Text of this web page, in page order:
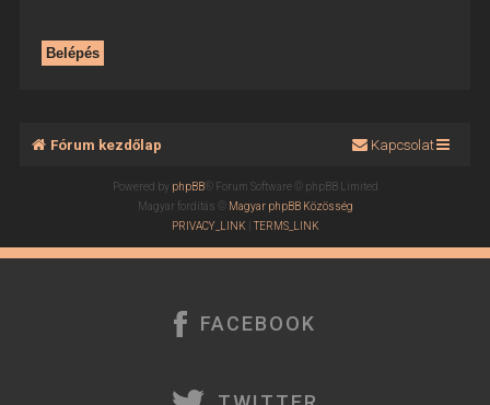
Fórum kezdőlap Kapcsolat
Powered by phpBB® Forum Software © phpBB Limited
Magyar fordítás © Magyar phpBB Közösség
PRIVACY_LINK |TERMS_LINK
FACEBOOK